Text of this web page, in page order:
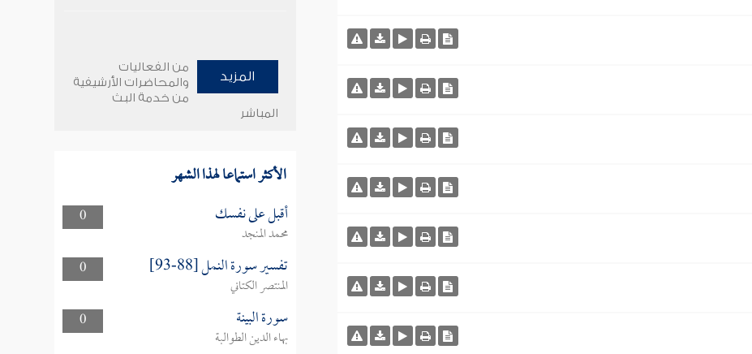
المزيد
من الفعاليات
والمحاضرات الأرشيفية
من خدمة البث
المباشر
الأكثر استماعا لهذا الشهر
0 أقبل على نفسك
محمد المنجد
0
تفسير سورة النمل [88-93]
المنتصر الكتاني
0
سورة البينة
بهاء الدين الطوالبة